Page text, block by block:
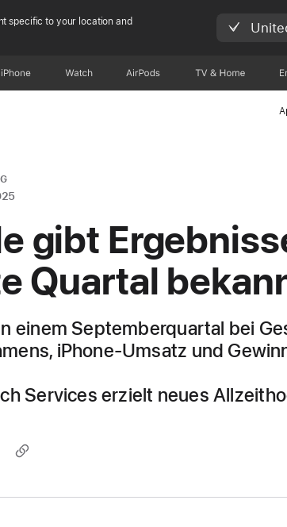
specific to your location and
iPhone Watch AirPods TV & Home
gibt
Quartal
einem Septemberquartal bei
iPhone-Umsatz und
Services erzielt neues